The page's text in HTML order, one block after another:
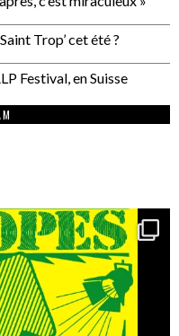
Trop’ cet été ?
Festival, en Suisse